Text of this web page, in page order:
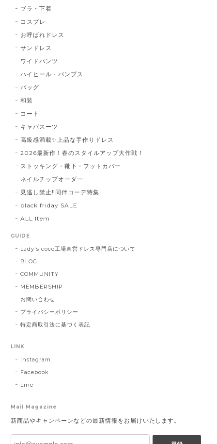
ブラ・下着
コスプレ
お呼ばれドレス
サンドレス
ワイドパンツ
ハイヒール・パンプス
バッグ
和装
コート
キャバスーツ
高級感満載✨上品な手作りドレス
2026最新作！春のスタイルアップ大作戦！
ストッキング・靴下・フットカバー
ネイルチップオーダー
見逃し禁止‼同伴コーデ特集
black friday SALE
ALL Item
GUIDE
Lady's coco工場直営ドレス専門店について
BLOG
COMMUNITY
MEMBERSHIP
お問い合わせ
プライバシーポリシー
特定商取引法に基づく表記
LINK
Instagram
Facebook
Line
Mail Magazine
新商品やキャンペーンなどの最新情報をお届けいたします。